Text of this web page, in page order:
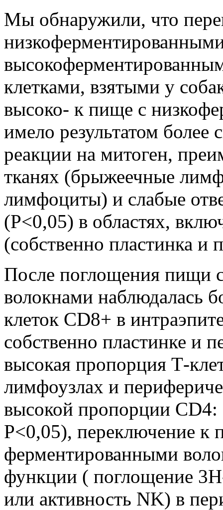
Мы обнаружили, что
клетками, взятыми у
высоко- к пище с
имело результатом
реакции на митоген,
тканях (брыжеечные
лимфоциты) и слабые
(Р<0,05) в областях,
(собственно пластинка и
После поглощения пищи
волокнами наблюдалась
клеток CD8+ в
собственно пластинке и
высокая пропорция Т-
лимфоузлах и
высокой пропорции
Р<0,05), переключение к
ферментированными
функции ( поглощение
или активность NK) в